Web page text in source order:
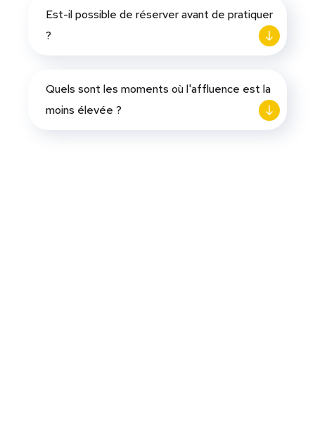
Est-il possible de réserver avant de pratiquer
?
Quels sont les moments où l'affluence est la
moins élevée ?